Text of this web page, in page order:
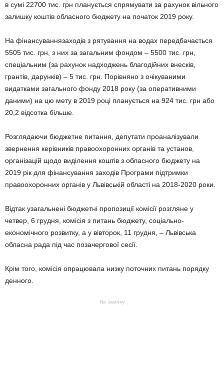
в сумі 22700 тис. грн планується спрямувати за рахунок вільного
залишку коштів обласного бюджету на початок 2019 року.
На фінансуваннязаходів з рятування на водах передбачається
5505 тис. грн, з них за загальним фондом – 5500 тис. грн,
спеціальним (за рахунок надходжень благодійних внесків,
грантів, дарунків) – 5 тис. грн. Порівняно з очікуваними
видатками загального фонду 2018 року (за оперативними
даними) на цю мету в 2019 році планується на 924 тис. грн або
20,2 відсотка більше.
Розглядаючи бюджетне питання, депутати проаналізували
звернення керівників правоохоронних органів та установ,
організацій щодо виділення коштів з обласного бюджету на
2019 рік для фінансування заходів Програми підтримки
правоохоронних органів у Львівській області на 2018-2020 роки.
Відтак узагальнені бюджетні пропозиції комісії розгляне у
четвер, 6 грудня, комісія з питань бюджету, соціально-
економічного розвитку, а у вівторок, 11 грудня, – Львівська
обласна рада під час позачергової сесії.
Крім того, комісія опрацювала низку поточних питань порядку
денного.
На замітку